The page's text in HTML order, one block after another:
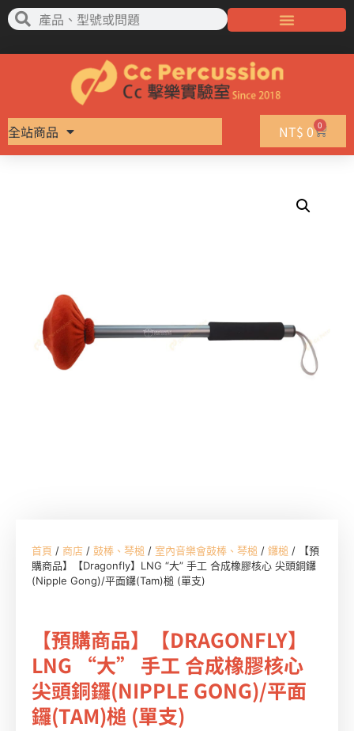
全站商品 NT$ 0 0
首頁 / 商店 / 鼓棒、琴槌 / 室內音樂會鼓棒、琴槌 / 鑼槌 / 【預
購商品】【Dragonfly】LNG “大” 手工 合成橡膠核心 尖頭銅鑼
(Nipple Gong)/平面鑼(Tam)槌 (單支)
【預購商品】【DRAGONFLY】
LNG “大” 手工 合成橡膠核心
尖頭銅鑼(NIPPLE GONG)/平面
鑼(TAM)槌 (單支)